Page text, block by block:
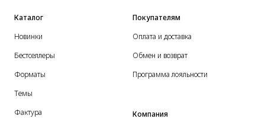
Каталог
Новинки
Бестселлеры
Форматы
Темы
Фактура
Покупателям
Оплата и доставка
Обмен и возврат
Программа лояльности
Компания